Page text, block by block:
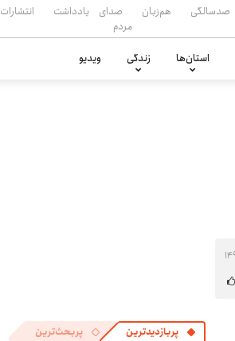
صدسالگی هم‌زبان
صدای
مردم
یادداشت انتشارات
استان‌ها زندگی ویدیو
پربازدیدترین پربحث‌ترین